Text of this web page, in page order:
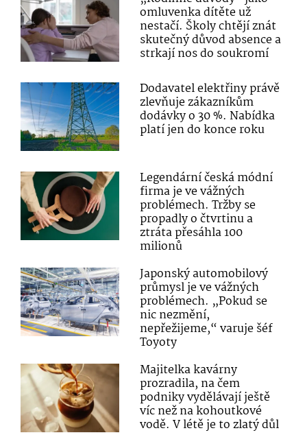
omluvenka dítěte už
nestačí. Školy chtějí znát
skutečný důvod absence a
strkají nos do soukromí
Dodavatel elektřiny právě
zlevňuje zákazníkům
dodávky o 30 %. Nabídka
platí jen do konce roku
Legendární česká módní
firma je ve vážných
problémech. Tržby se
propadly o čtvrtinu a
ztráta přesáhla 100
milionů
Japonský automobilový
průmysl je ve vážných
problémech. „Pokud se
nic nezmění,
nepřežijeme,“ varuje šéf
Toyoty
Majitelka kavárny
prozradila, na čem
podniky vydělávají ještě
víc než na kohoutkové
vodě. V létě je to zlatý důl